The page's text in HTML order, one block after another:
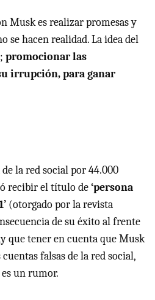
Musk es realizar promesas y
se hacen realidad. La idea del
promocionar las
irrupción, para ganar
la red social por 44.000
recibir el título de‘persona
(otorgado por la revista
de su éxito al frente
que tener en cuenta que Musk
falsas de la red social,
un rumor.